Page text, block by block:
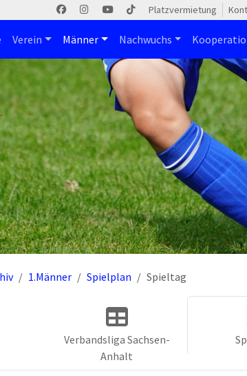
Platzvermietung
Verein Männer Nachwuchs
1.Männer Spielplan Spieltag
Verbandsliga Sachsen-
Anhalt